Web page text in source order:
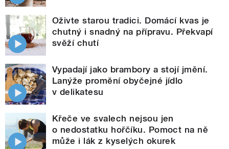
Oživte starou tradici. Domácí kvas je
chutný i snadný na přípravu. Překvapí
svěží chutí
Vypadají jako brambory a stojí jmění.
Lanýže promění obyčejné jídlo
v delikatesu
Křeče ve svalech nejsou jen
o nedostatku hořčíku. Pomoct na ně
může i lák z kyselých okurek